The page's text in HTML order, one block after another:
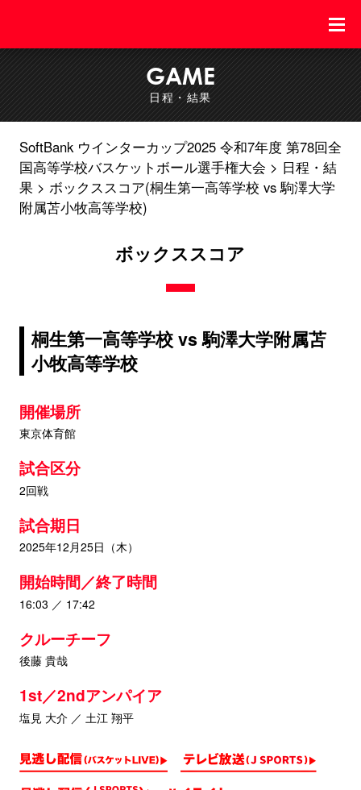
GAME
日程・結果
SoftBank ウインターカップ2025 令和7年度 第78回全
国高等学校バスケットボール選手権大会
日程・結
果
ボックススコア(桐生第一高等学校 vs 駒澤大学
附属苫小牧高等学校)
ボックススコア
桐生第一高等学校 vs 駒澤大学附属苫
小牧高等学校
開催場所
東京体育館
試合区分
2回戦
試合期日
2025年12月25日（木）
開始時間／終了時間
16:03 ／ 17:42
クルーチーフ
後藤 貴哉
1st／2ndアンパイア
塩見 大介 ／ 土江 翔平